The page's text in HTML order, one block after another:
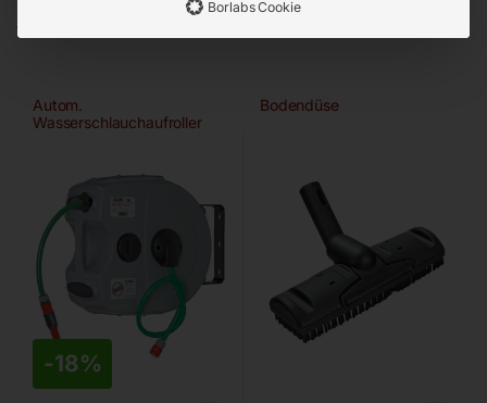
Autom.
Wasserschlauchaufroller
-18%
Bodendüse
Borlabs Cookie